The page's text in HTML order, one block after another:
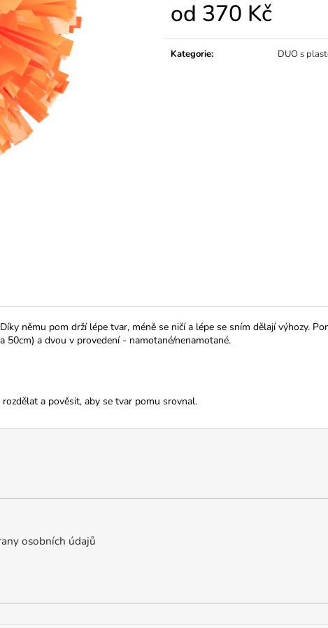
od 370 Kč
Kategorie: DUO s
němu pom drží lépe tvar, méně se ničí a lépe se sním dělají výhozy.
50cm) a dvou v provedení - namotané/nenamotané.
a pověsit, aby se tvar pomu srovnal.
osobních údajů